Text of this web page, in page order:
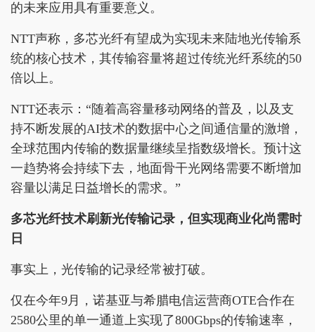
的未来应用具有重要意义。
NTT声称，多芯光纤有望成为实现未来陆地光传输系
统的核心技术，其传输容量将超过传统光纤系统的50
倍以上。
NTT还表示：“随着高容量移动网络的普及，以及支
持不断发展的AI技术的数据中心之间通信量的激增，
全球范围内传输的数据量继续呈指数级增长。预计这
一趋势将会持续下去，地面骨干光网络需要不断增加
容量以满足日益增长的需求。”
多芯光纤技术刷新光传输记录，但实现商业化尚需时
日
事实上，光传输的记录经常被打破。
仅在今年9月，诺基亚与希腊电信运营商OTE合作在
2580公里的单一通道上实现了800Gbps的传输速率，